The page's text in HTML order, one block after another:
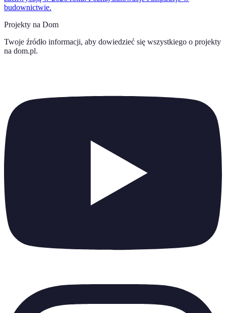
budownictwie.
Projekty na Dom
Twoje źródło informacji, aby dowiedzieć się wszystkiego o projekty
na dom.pl.